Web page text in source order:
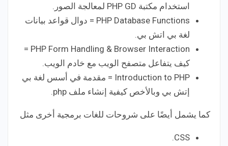
استخدام مكتبة PHP GD لمعالجة الصور.
PHP Database Functions = دوال قواعد بيانات
لغة بي اتش بي.
PHP Form Handling & Browser Interaction =
كيف يتفاعل متصفح الويب مع خادم الويب.
Introduction to PHP = مقدمة في أسس لغة بي
إتش بي وبالأخص كيفية إنشاء ملف php.
كما يشمل أيضًا على شروحات للغات برمجية أخرى مثل
CSS.